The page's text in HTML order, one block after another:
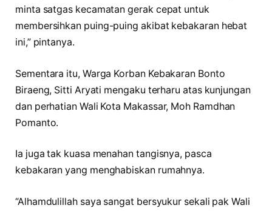
minta satgas kecamatan gerak cepat untuk
membersihkan puing-puing akibat kebakaran hebat
ini,” pintanya.
Sementara itu, Warga Korban Kebakaran Bonto
Biraeng, Sitti Aryati mengaku terharu atas kunjungan
dan perhatian Wali Kota Makassar, Moh Ramdhan
Pomanto.
Ia juga tak kuasa menahan tangisnya, pasca
kebakaran yang menghabiskan rumahnya.
“Alhamdulillah saya sangat bersyukur sekali pak Wali